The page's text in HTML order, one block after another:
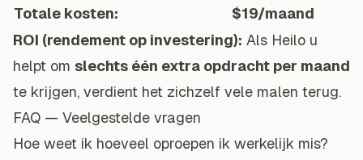
Totale kosten:
$19/maand
ROI (rendement op investering): Als Heilo u
helpt om slechts één extra opdracht per maand
te krijgen, verdient het zichzelf vele malen terug.
FAQ — Veelgestelde vragen
Hoe weet ik hoeveel oproepen ik werkelijk mis?